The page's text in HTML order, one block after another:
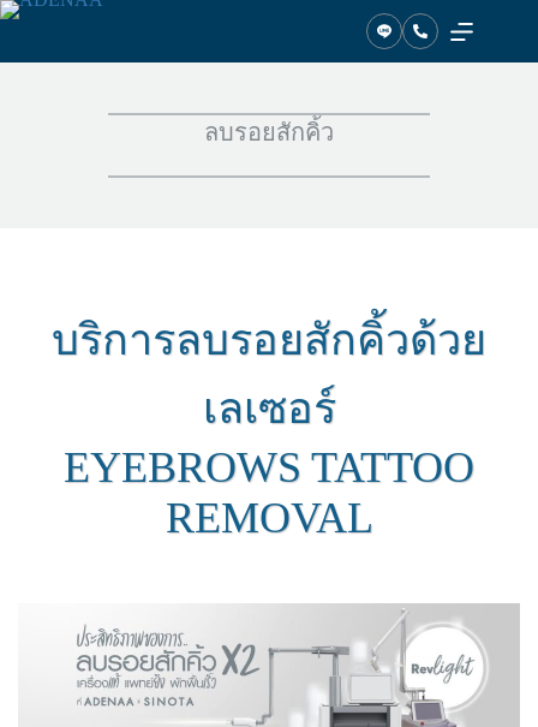
ข้าม
ลบรอยสักคิ้ว
บริการลบรอยสักคิ้วด้วย
เลเซอร์
EYEBROWS TATTOO
REMOVAL